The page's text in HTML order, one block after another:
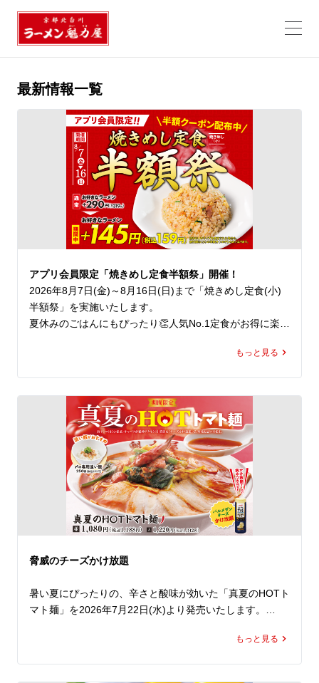
最新情報一覧
アプリ会員限定「焼きめし定食半額祭」開催！
2026年8月7日(金)～8月16日(日)まで「焼きめし定食(小)
半額祭」を実施いたします。
夏休みのごはんにもぴったり👏人気No.1定食がお得に楽し
額”の159円(税込)に！
魁力屋自慢の焼きめしは、ご注文をいただいてから一つ一
つ手作り。店内で豪快に鍋を振り、超強火で一気に炒めあ
げることで生まれる香ばしい香りや臨場感も、おいしさの
ひとつです✨
魁力屋自慢の熟成醤油だれベースにしたタレで仕上げた焼
きめしは、ラーメンとの相性もバッチリ👍
クーポンは、公式アプリをダウンロードするとその場で取
得でき、期間中は毎日ご利用いただけます（ ※1日1回限
夏休みは、ぜひランチやディナーでお得な「焼きめし(小)
もっと見る
脅威のチーズかけ放題
暑い夏にぴったりの、辛さと酸味が効いた「真夏のHOTト
マト麺」を2026年7月22日(水)より発売いたします。
のかえしをあわせたオリジナルスープは、トマトの爽やか
もっと見る